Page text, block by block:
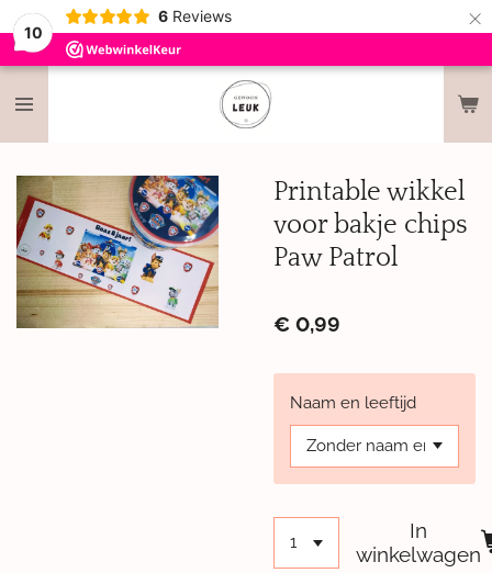
10
6 Reviews ×
Printable wikkel
voor bakje chips
Paw Patrol
€ 0,99
Naam en leeftijd
In
winkelwagen